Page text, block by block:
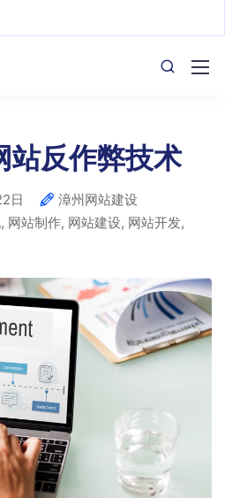
站反作弊技术
日
漳州网站建设
, 网站制作, 网站建设, 网站开发,